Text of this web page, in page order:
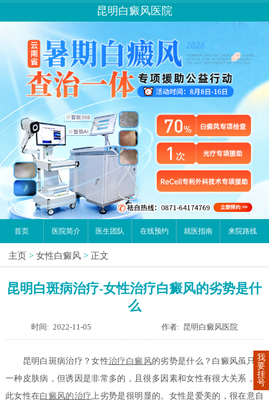
昆明白癜风医院
首页 医院简介 医生团队 在线预约 就医指南 来院路线
主页 > 女性白癜风 > 正文
昆明白斑病治疗-女性治疗白癜风的劣势是什
么
时间: 2022-11-05 作者: 昆明白癜风医院
昆明白斑病治疗？女性治疗白癜风的劣势是什么？白癜风虽只是
一种皮肤病，但诱因是非常多的，且很多因素和女性有很大关系，因
此女性在白癜风的治疗上劣势是很明显的。女性是爱美的，很在意自
我
要
挂
号